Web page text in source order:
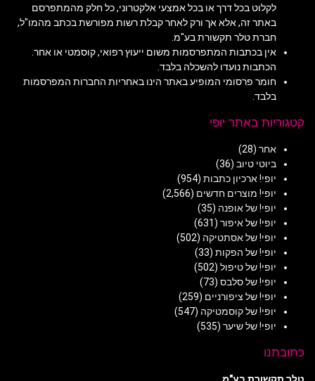
לקלוט בכל דרך או בכל אמצעי אלקטרוני, כל חלק מהמתפרסם
באתר זה, אלא אך ורק לאחר קבלת רשות מפורשת בכתב מהמו"ל,
חברת טלר תקשורת בע"מ.
אין בכתבות המתפרסמות משום ייעוץ רפואי, קוסמטי או אחר.
הכתבות נועדו להשכלה בלבד.
חומר פרסומי המופיע באתר הינו באחריות החברות המפרסמות
בלבד.
קטגוריות באתר יופי
אחר (28)
ביוטי טיוב (36)
יופי! ארכיון כתבות (954)
יופי! מוצרים חדשים (2,566)
יופי! של אופנה (35)
יופי! של איפור (631)
יופי! של אסתטיקה (502)
יופי! של הפקות (33)
יופי! של טיפול (502)
יופי! של סלבס (73)
יופי! של ציפורניים (259)
יופי! של קוסמטיקה (547)
יופי! של שיער (535)
כתובתנו